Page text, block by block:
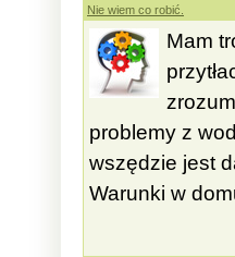
Nie wiem co robić.
Mam
problemy z
wszędzie jest
Warunki w